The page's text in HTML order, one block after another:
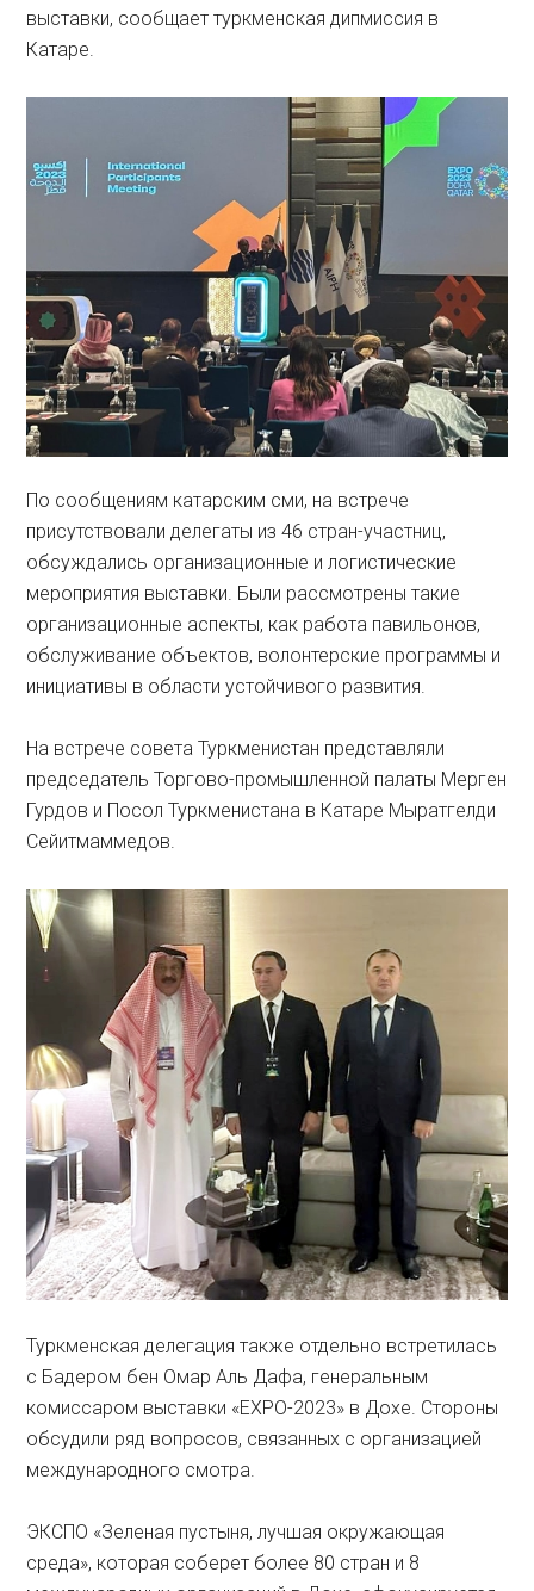
выставки, сообщает туркменская дипмиссия в
Катаре.
По сообщениям катарским сми, на встрече
присутствовали делегаты из 46 стран-участниц,
обсуждались организационные и логистические
мероприятия выставки. Были рассмотрены такие
организационные аспекты, как работа павильонов,
обслуживание объектов, волонтерские программы и
инициативы в области устойчивого развития.
На встрече совета Туркменистан представляли
председатель Торгово-промышленной палаты Мерген
Гурдов и Посол Туркменистана в Катаре Мыратгелди
Сейитмаммедов.
Туркменская делегация также отдельно встретилась
с Бадером бен Омар Аль Дафа, генеральным
комиссаром выставки «EXPO-2023» в Дохе. Стороны
обсудили ряд вопросов, связанных с организацией
международного смотра.
ЭКСПО «Зеленая пустыня, лучшая окружающая
среда», которая соберет более 80 стран и 8